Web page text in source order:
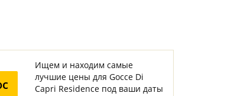
Ищем и находим самые
лучшие цены для Gocce Di
Capri Residence под ваши даты